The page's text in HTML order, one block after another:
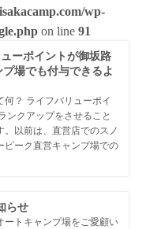
wp-
on line 91
ーポイントが御坂路
場でも付与できるよ
何？ ライフバリューポイ
ンクアップをさせること
以前は、直営店でのスノ
ピーク直営キャンプ場での
らせ
ートキャンプ場をご愛顧い